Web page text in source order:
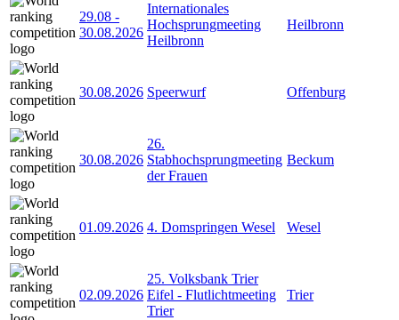
29.08 -
30.08.2026
Internationales
Hochsprungmeeting
Heilbronn
Heilbronn
30.08.2026 Speerwurf Offenburg
30.08.2026
26.
Stabhochsprungmeeting
der Frauen
Beckum
01.09.2026 4. Domspringen Wesel Wesel
02.09.2026
25. Volksbank Trier
Eifel - Flutlichtmeeting
Trier
Trier